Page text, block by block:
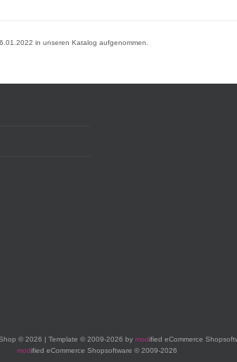
in unseren Katalog aufgenommen.
© 2026 | Template © 2009-2026 by modified eCommerce
modified eCommerce Shopsoftware © 2009-2026